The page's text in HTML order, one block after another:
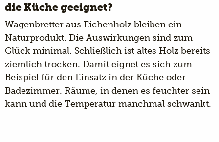
die Küche geeignet?
Wagenbretter aus Eichenholz bleiben ein
Naturprodukt. Die Auswirkungen sind zum
Glück minimal. Schließlich ist altes Holz bereits
ziemlich trocken. Damit eignet es sich zum
Beispiel für den Einsatz in der Küche oder
Badezimmer. Räume, in denen es feuchter sein
kann und die Temperatur manchmal schwankt.